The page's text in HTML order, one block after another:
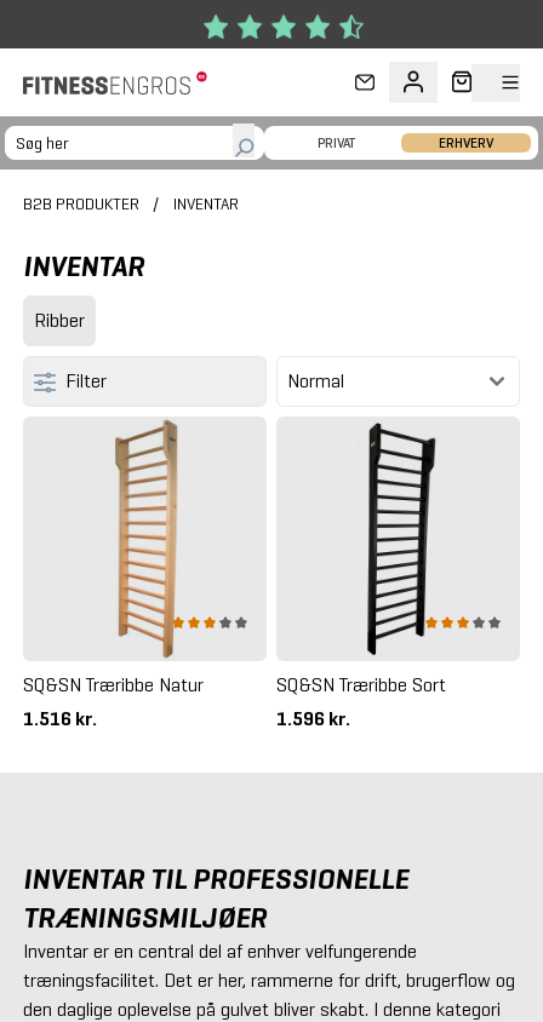
PRIVAT ERHVERV
B2B PRODUKTER / INVENTAR
INVENTAR
Ribber
Filter
SQ&SN Træribbe Natur
1.516 kr.
SQ&SN Træribbe Sort
1.596 kr.
INVENTAR TIL PROFESSIONELLE
TRÆNINGSMILJØER
Inventar er en central del af enhver velfungerende
træningsfacilitet. Det er her, rammerne for drift, brugerflow og
den daglige oplevelse på gulvet bliver skabt. I denne kategori